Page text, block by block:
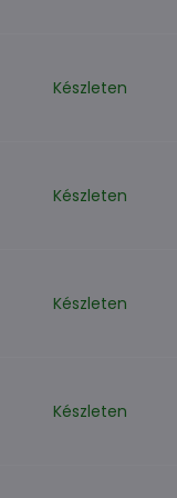
Készleten
Készleten
Készleten
Készleten